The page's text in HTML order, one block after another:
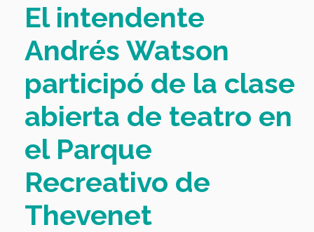
El intendente
Andrés Watson
participó de la clase
abierta de teatro en
el Parque
Recreativo de
Thevenet